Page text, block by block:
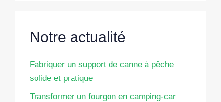
Notre actualité
Fabriquer un support de canne à pêche
solide et pratique
Transformer un fourgon en camping-car